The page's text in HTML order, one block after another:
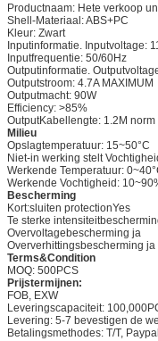
Productnaam: Hete verkoop
Shell-Materiaal: ABS+PC
Kleur: Zwart
Inputinformatie. Inputvoltage:
Inputfrequentie: 50/60Hz
Outputinformatie.
Outputstroom: 4.7A MAXIMUM
Outputmacht: 90W
Efficiency: >85%
OutputKabellengte: 1.2M
Milieu
Opslagtemperatuur: 15~50°C
Niet-in werking stelt
Werkende Temperatuur:
Werkende Vochtigheid:
Bescherming
Kort:sluiten protectionYes
Te sterke
Overvoltagebescherming ja
Oververhittingsbescherming ja
Terms&Condition
MOQ: 500PCS
Prijstermijnen:
FOB, EXW
Leveringscapaciteit:
Levering: 5-7 bevestigen de
Betalingsmethodes: T/T,